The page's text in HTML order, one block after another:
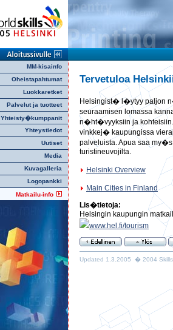
MM-kisainfo
Oheistapahtumat
Luokkaretket
Palvelut ja tuotteet
Yhteisty�kumppanit
Yhteystiedot
Uutiset
Media
Kuvagalleria
Logopankki
Matkailu-info
Tervetuloa
Helsingist� l�ytyy paljon
seuraamisen lomassa
n�ht�vyyksiin ja
vinkkej� kaupungissa
palveluista. Apua saa
turistineuvojilta.
Helsinki Overview
Main Cities in Finland
Lis�tietoja:
Helsingin kaupungin
www.hel.fi/tourism
Updated 1.3.2005 � 2004 Skills